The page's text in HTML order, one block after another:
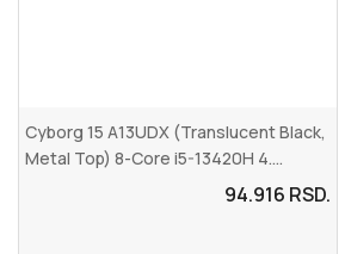
Cyborg 15 A13UDX (Translucent Black,
Metal Top) 8-Core i5-13420H 4....
94.916 RSD.